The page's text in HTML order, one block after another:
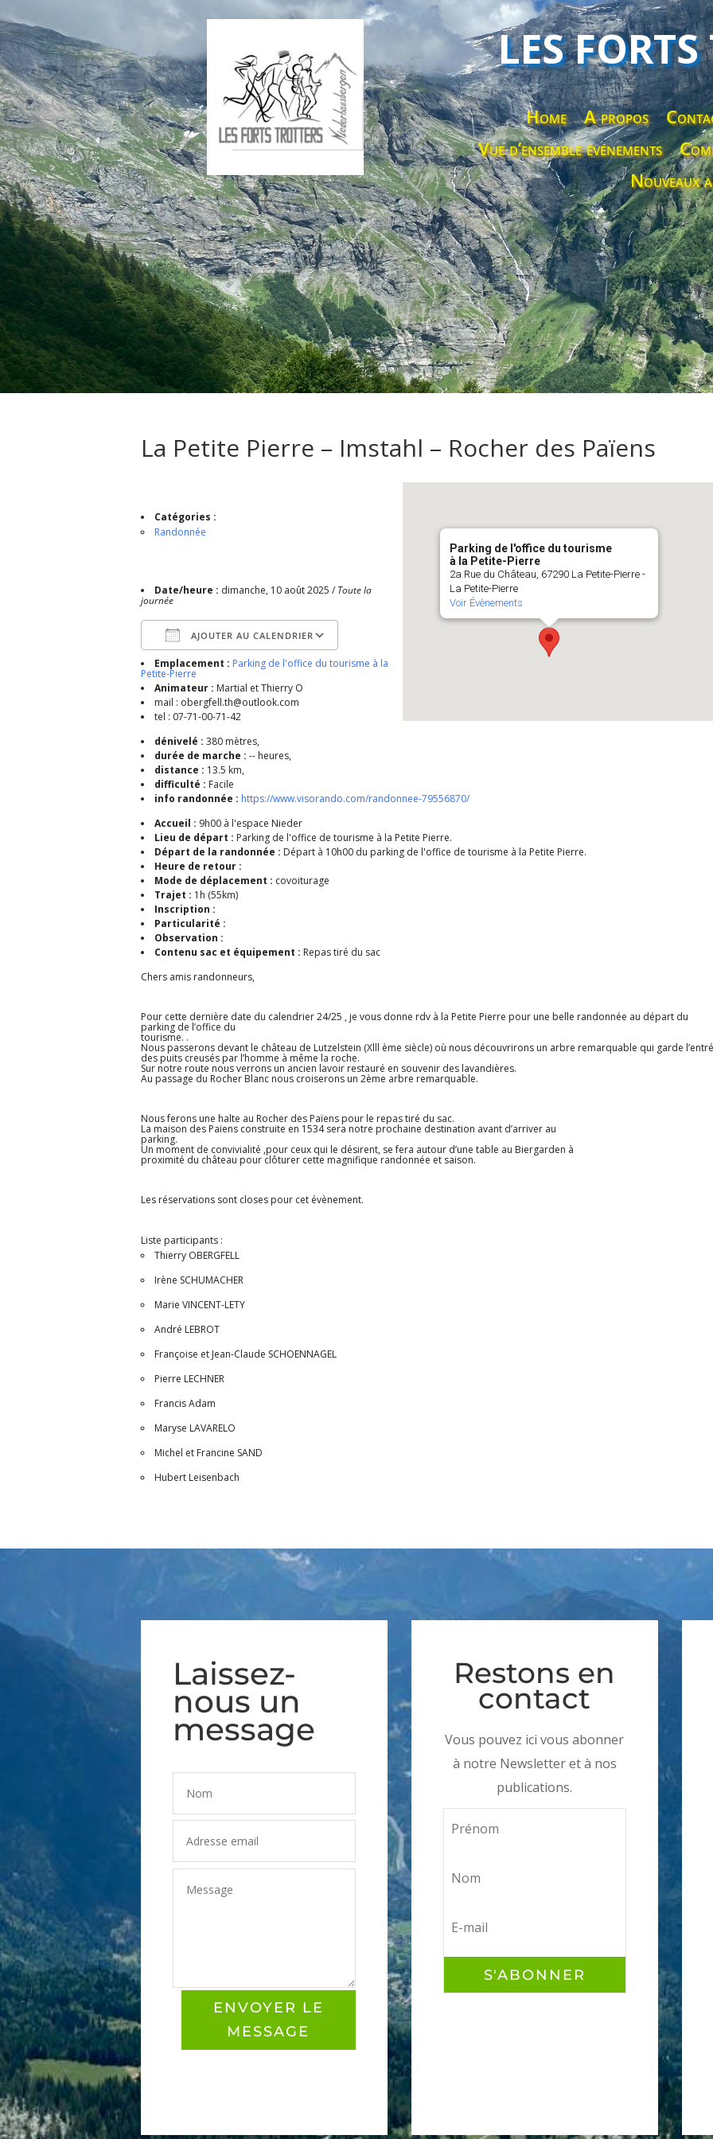
LES
Home A propos
Vue d’ensemble événements
Nouveaux
La Petite Pierre – Imstahl – Rocher des Païens
Parking de l'office du tourisme
à la Petite-Pierre
2a Rue du Château, 67290 La Petite-Pierre -
La Petite-Pierre
Voir Évènements
Catégories :
Randonnée
Date/heure : dimanche, 10 août 2025 / Toute la
journée
AJOUTER AU CALENDRIER
Télécharger ICS Calendrier Google
Emplacement : Parking de l'office du tourisme à la
Petite-Pierre
Animateur : Martial et Thierry O
mail : obergfell.th@outlook.com
tel : 07-71-00-71-42
dénivelé : 380 mètres,
durée de marche : -- heures,
distance : 13.5 km,
difficulté : Facile
info randonnée : https://www.visorando.com/randonnee-79556870/
Accueil : 9h00 à l'espace Nieder
Lieu de départ : Parking de l'office de tourisme à la Petite Pierre.
Départ de la randonnée : Départ à 10h00 du parking de l'office de tourisme à la Petite Pierre.
Heure de retour :
Mode de déplacement : covoiturage
Trajet : 1h (55km)
Inscription :
Particularité :
Observation :
Contenu sac et équipement : Repas tiré du sac
Chers amis randonneurs,
Pour cette dernière date du calendrier 24/25 , je vous donne rdv à la Petite Pierre pour une belle randonnée au départ du
parking de l’office du
tourisme. .
Nous passerons devant le château de Lutzelstein (Xlll ème siècle) où nous découvrirons un arbre remarquable qui garde
des puits creusés par l’homme à même la roche.
Sur notre route nous verrons un ancien lavoir restauré en souvenir des lavandières.
Au passage du Rocher Blanc nous croiserons un 2ème arbre remarquable.
Nous ferons une halte au Rocher des Païens pour le repas tiré du sac.
La maison des Païens construite en 1534 sera notre prochaine destination avant d’arriver au
parking.
Un moment de convivialité ,pour ceux qui le désirent, se fera autour d’une table au Biergarden à
proximité du château pour clôturer cette magnifique randonnée et saison.
Les réservations sont closes pour cet évènement.
Liste participants :
Thierry OBERGFELL
Irène SCHUMACHER
Marie VINCENT-LETY
André LEBROT
Françoise et Jean-Claude SCHOENNAGEL
Pierre LECHNER
Francis Adam
Maryse LAVARELO
Michel et Francine SAND
Hubert Leisenbach
Laissez-
nous un
message
ENVOYER LE
MESSAGE
Restons en
contact
Vous pouvez ici vous abonner
à notre Newsletter et à nos
publications.
S'ABONNER